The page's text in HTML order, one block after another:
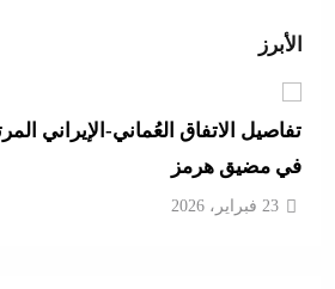
الأبرز
23 فبراير، 2026
تفاصيل الاتفاق العُماني-الإيراني
في مضيق هرمز
23 فبراير، 2026